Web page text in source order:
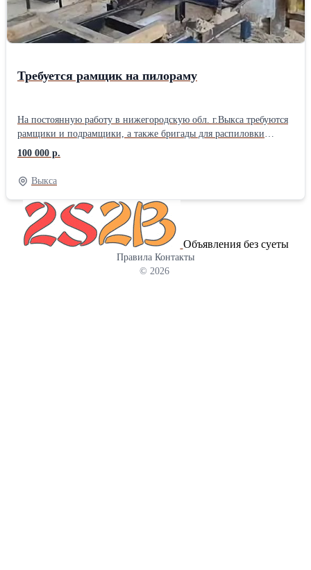
услуги по обработке металла смотрите на официальном сайте
«Стальинтекс Трейд»
Требуется рамщик на пилораму
На постоянную работу в нижегородскую обл. г.Выкса требуются
рамщики и подрамщики, а также бригады для распиловки
кругляка (6м хвоя) на обрезной пиломатериал, 1700руб/м3 за
первый и второй сорт. Стабильная зарплата два раза в месяц.
График работы, вахтовый метод, или 5-6 дневка. Вахтовикам
100 000 р.
Выкса
Объявления без суеты
Правила Контакты
© 2026